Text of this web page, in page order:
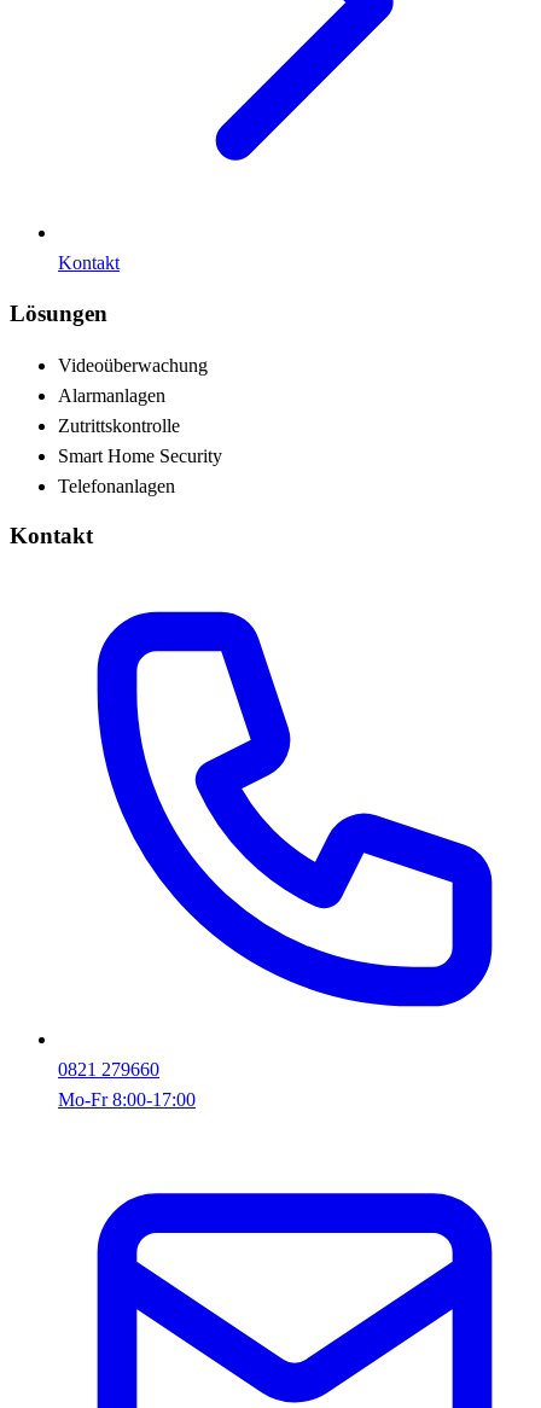
Kontakt
Lösungen
Videoüberwachung
Alarmanlagen
Zutrittskontrolle
Smart Home Security
Telefonanlagen
Kontakt
0821 279660
Mo-Fr 8:00-17:00